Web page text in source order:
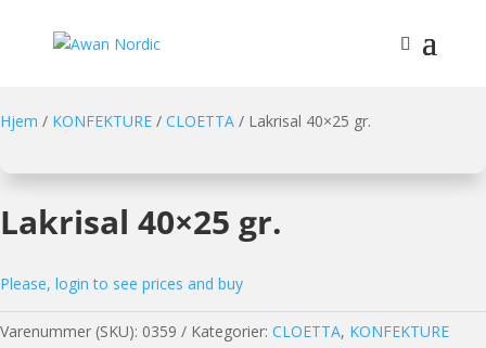
Hjem / KONFEKTURE / CLOETTA / Lakrisal 40×25 gr.
Lakrisal 40×25 gr.
Please, login to see prices and buy
Varenummer (SKU): 0359 Kategorier: CLOETTA, KONFEKTURE